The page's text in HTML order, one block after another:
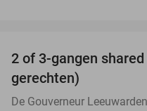
2 of 3-gangen
gerechten)
De Gouverneur Leeuwarden